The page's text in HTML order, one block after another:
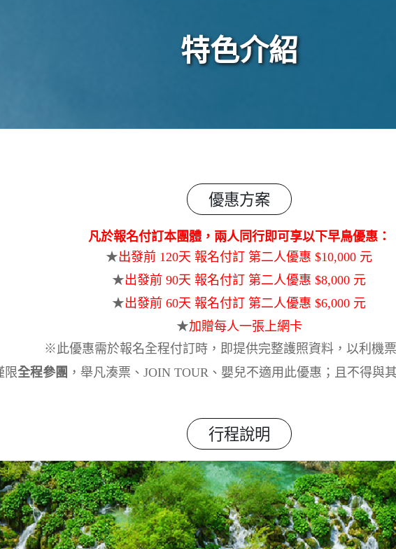
特色介紹
優惠方案
凡於報名付訂本團體， 兩人同行即可享以下早鳥優惠：
★出發前 120天 報名付訂 第二人優惠 $10,000 元
★出發前 90天 報名付訂 第二人優惠 $8,000 元
★出發前 60天 報名付訂 第二人優惠 $6,000 元
★加贈每人一張上網卡
※此優惠需於報名全程付訂時，即提供完整護照資料，以利機
限全程參團 ，舉凡湊票、JOIN TOUR、嬰兒不適用此優惠；且不得與
行程說明